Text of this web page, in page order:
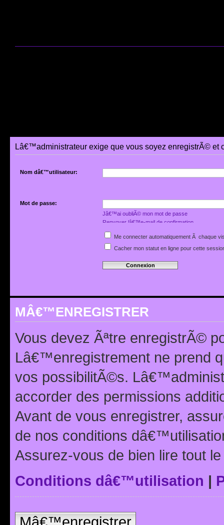
Lâ€™administrateur exige que vous soyez enregistrÃ©
Nom dâ€™utilisateur:
Mot de passe:
Jâ€™ai oubliÃ© mon mot de passe
Renvoyer lâ€™e-mail de confirmation
Me connecter automatiquement Ã chaque
Cacher mon statut en ligne pour cette
MÂ€™ENREGISTRER
Vous devez Ãªtre enregistrÃ©
Lâ€™enregistrement ne prend
vos possibilitÃ©s.
accorder des permissions
Avant de vous enregistrer,
de nos conditions
Assurez-vous de bien lire tout
Conditions dâ€™utilisation |
Mâ€™enregistrer